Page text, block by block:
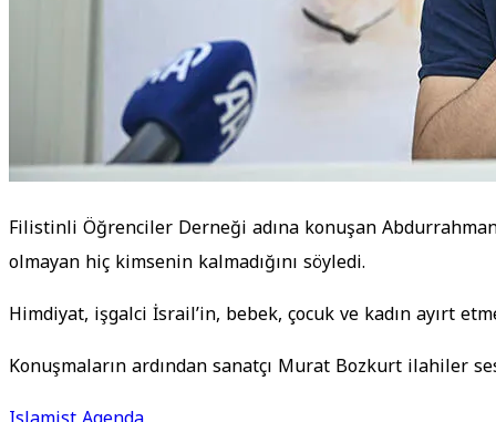
Filistinli Öğrenciler Derneği adına konuşan
olmayan hiç kimsenin kalmadığını söyledi.
Himdiyat, işgalci İsrail’in, bebek, çocuk ve kadın ayırt
Konuşmaların ardından sanatçı Murat Bozkurt ilahiler